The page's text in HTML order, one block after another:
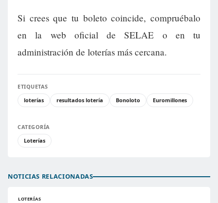
Si crees que tu boleto coincide, compruébalo
en la web oficial de SELAE o en tu
administración de loterías más cercana.
ETIQUETAS
loterías
resultados lotería Bonoloto Euromillones
CATEGORÍA
Loterías
NOTICIAS RELACIONADAS
LOTERÍAS